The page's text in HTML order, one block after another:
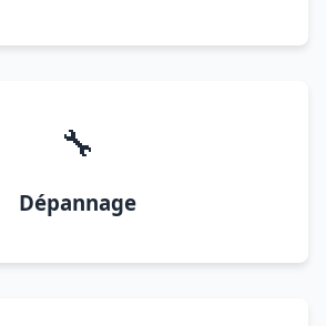
🔧
Dépannage